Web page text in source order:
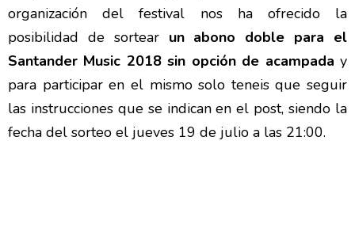
organización del festival nos ha ofrecido la
posibilidad de sortear un abono doble para el
Santander Music 2018 sin opción de acampada y
para participar en el mismo solo teneis que seguir
las instrucciones que se indican en el post, siendo la
fecha del sorteo el jueves 19 de julio a las 21:00.